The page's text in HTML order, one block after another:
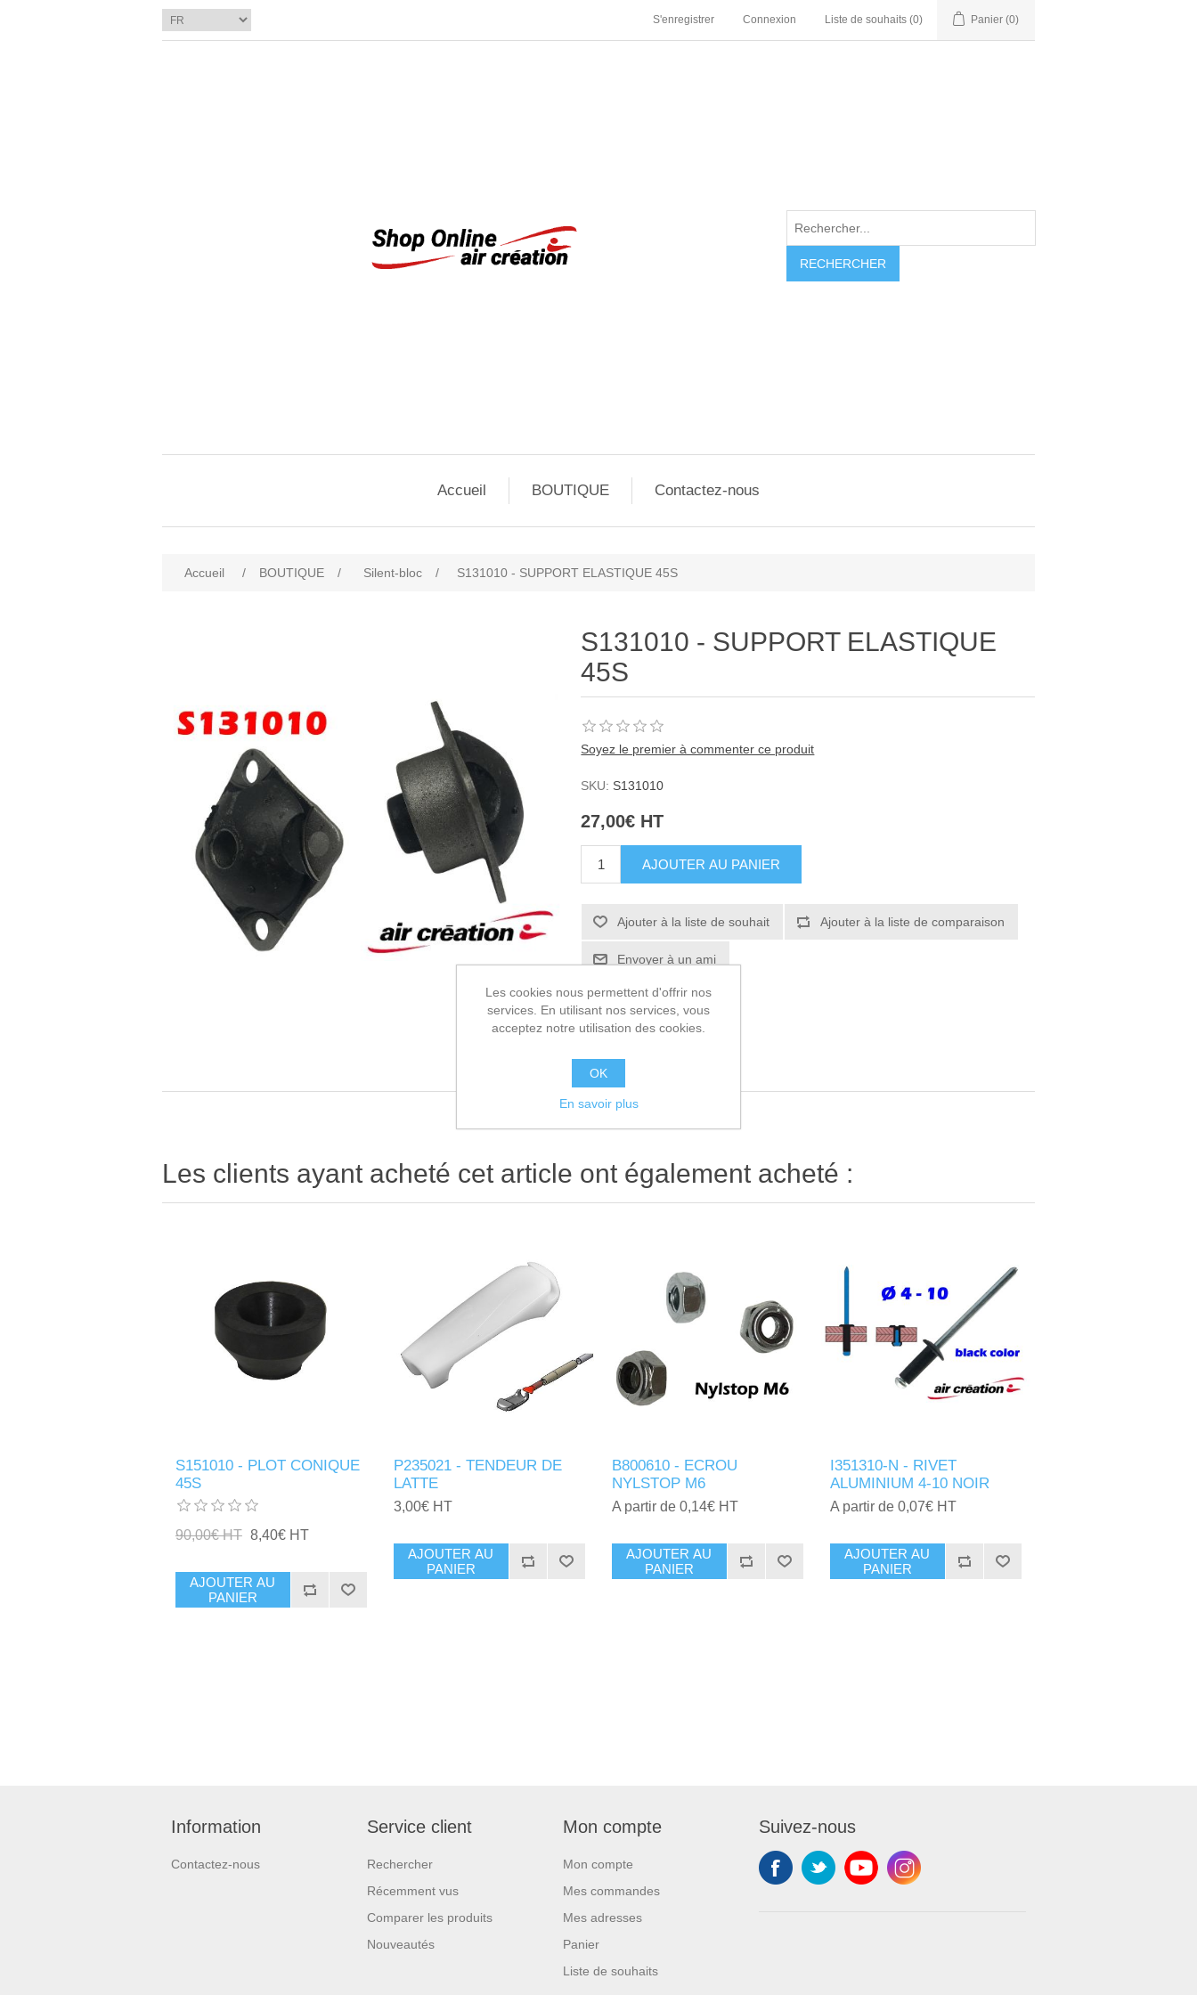
S'enregistrer Connexion Liste de souhaits (0) Panier (0)
RECHERCHER
Accueil BOUTIQUE Contactez-nous
Accueil / BOUTIQUE / Silent-bloc / S131010 - SUPPORT ELASTIQUE 45S
S131010 - SUPPORT ELASTIQUE
45S
Soyez le premier à commenter ce produit
SKU: S131010
27,00€ HT
AJOUTER AU PANIER
Ajouter à la liste de souhait Ajouter à la liste de comparaison
Envoyer à un ami
Les clients ayant acheté cet article ont également acheté :
S151010 - PLOT CONIQUE
45S
90,00€ HT 8,40€ HT
AJOUTER AU
PANIER
P235021 - TENDEUR DE
LATTE
3,00€ HT
AJOUTER AU
PANIER
B800610 - ECROU
NYLSTOP M6
A partir de 0,14€ HT
AJOUTER AU
PANIER
I351310-N - RIVET
ALUMINIUM 4-10 NOIR
A partir de 0,07€ HT
AJOUTER AU
PANIER
Information
Contactez-nous
Service client
Rechercher
Récemment vus
Comparer les produits
Nouveautés
Mon compte
Mon compte
Mes commandes
Mes adresses
Panier
Liste de souhaits
Suivez-nous
Les cookies nous permettent d'offrir nos
services. En utilisant nos services, vous
acceptez notre utilisation des cookies.
OK
En savoir plus